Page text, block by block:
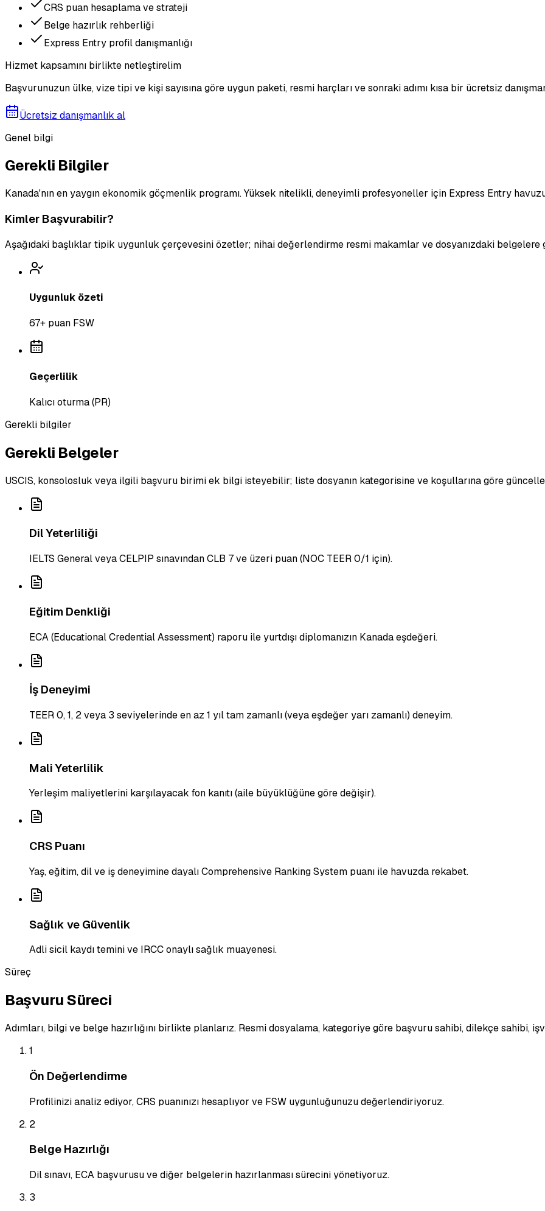
CRS puan hesaplama ve strateji
Belge hazırlık rehberliği
Express Entry profil danışmanlığı
Hizmet kapsamını birlikte netleştirelim
Başvurunuzun ülke, vize tipi ve kişi sayısına göre uygun paketi, resmi harçları ve sonraki adımı kısa bir ücretsiz
Ücretsiz danışmanlık al
Genel bilgi
Gerekli Bilgiler
Kanada'nın en yaygın ekonomik göçmenlik programı. Yüksek nitelikli, deneyimli profesyoneller için Express Entry
Kimler Başvurabilir?
Aşağıdaki başlıklar tipik uygunluk çerçevesini özetler; nihai değerlendirme resmi makamlar ve dosyanızdaki belgelere
Uygunluk özeti
67+ puan FSW
Geçerlilik
Kalıcı oturma (PR)
Gerekli bilgiler
Gerekli Belgeler
USCIS, konsolosluk veya ilgili başvuru birimi ek bilgi isteyebilir; liste dosyanın kategorisine ve koşullarına göre
Dil Yeterliliği
IELTS General veya CELPIP sınavından CLB 7 ve üzeri puan (NOC TEER 0/1 için).
Eğitim Denkliği
ECA (Educational Credential Assessment) raporu ile yurtdışı diplomanızın Kanada eşdeğeri.
İş Deneyimi
TEER 0, 1, 2 veya 3 seviyelerinde en az 1 yıl tam zamanlı (veya eşdeğer yarı zamanlı) deneyim.
Mali Yeterlilik
Yerleşim maliyetlerini karşılayacak fon kanıtı (aile büyüklüğüne göre değişir).
CRS Puanı
Yaş, eğitim, dil ve iş deneyimine dayalı Comprehensive Ranking System puanı ile havuzda rekabet.
Sağlık ve Güvenlik
Adli sicil kaydı temini ve IRCC onaylı sağlık muayenesi.
Süreç
Başvuru Süreci
Adımları, bilgi ve belge hazırlığını birlikte planlarız. Resmi dosyalama, kategoriye göre başvuru sahibi, dilekçe sahibi,
1
Ön Değerlendirme
Profilinizi analiz ediyor, CRS puanınızı hesaplıyor ve FSW uygunluğunuzu değerlendiriyoruz.
2
Belge Hazırlığı
Dil sınavı, ECA başvurusu ve diğer belgelerin hazırlanması sürecini yönetiyoruz.
3